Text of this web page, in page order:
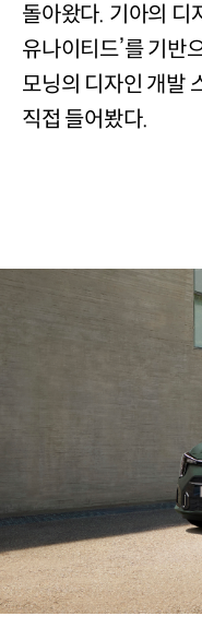
돌아왔다. 기아의 디
유나이티드’를 기반
모닝의 디자인 개발
직접 들어봤다.